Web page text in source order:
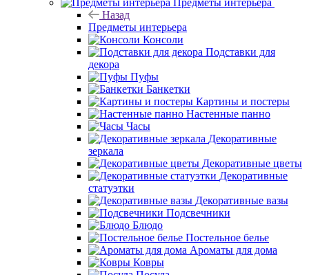
Предметы интерьера
Назад
Предметы интерьера
Консоли
Подставки для
декора
Пуфы
Банкетки
Картины и постеры
Настенные панно
Часы
Декоративные
зеркала
Декоративные цветы
Декоративные
статуэтки
Декоративные вазы
Подсвечники
Блюдо
Постельное белье
Ароматы для дома
Ковры